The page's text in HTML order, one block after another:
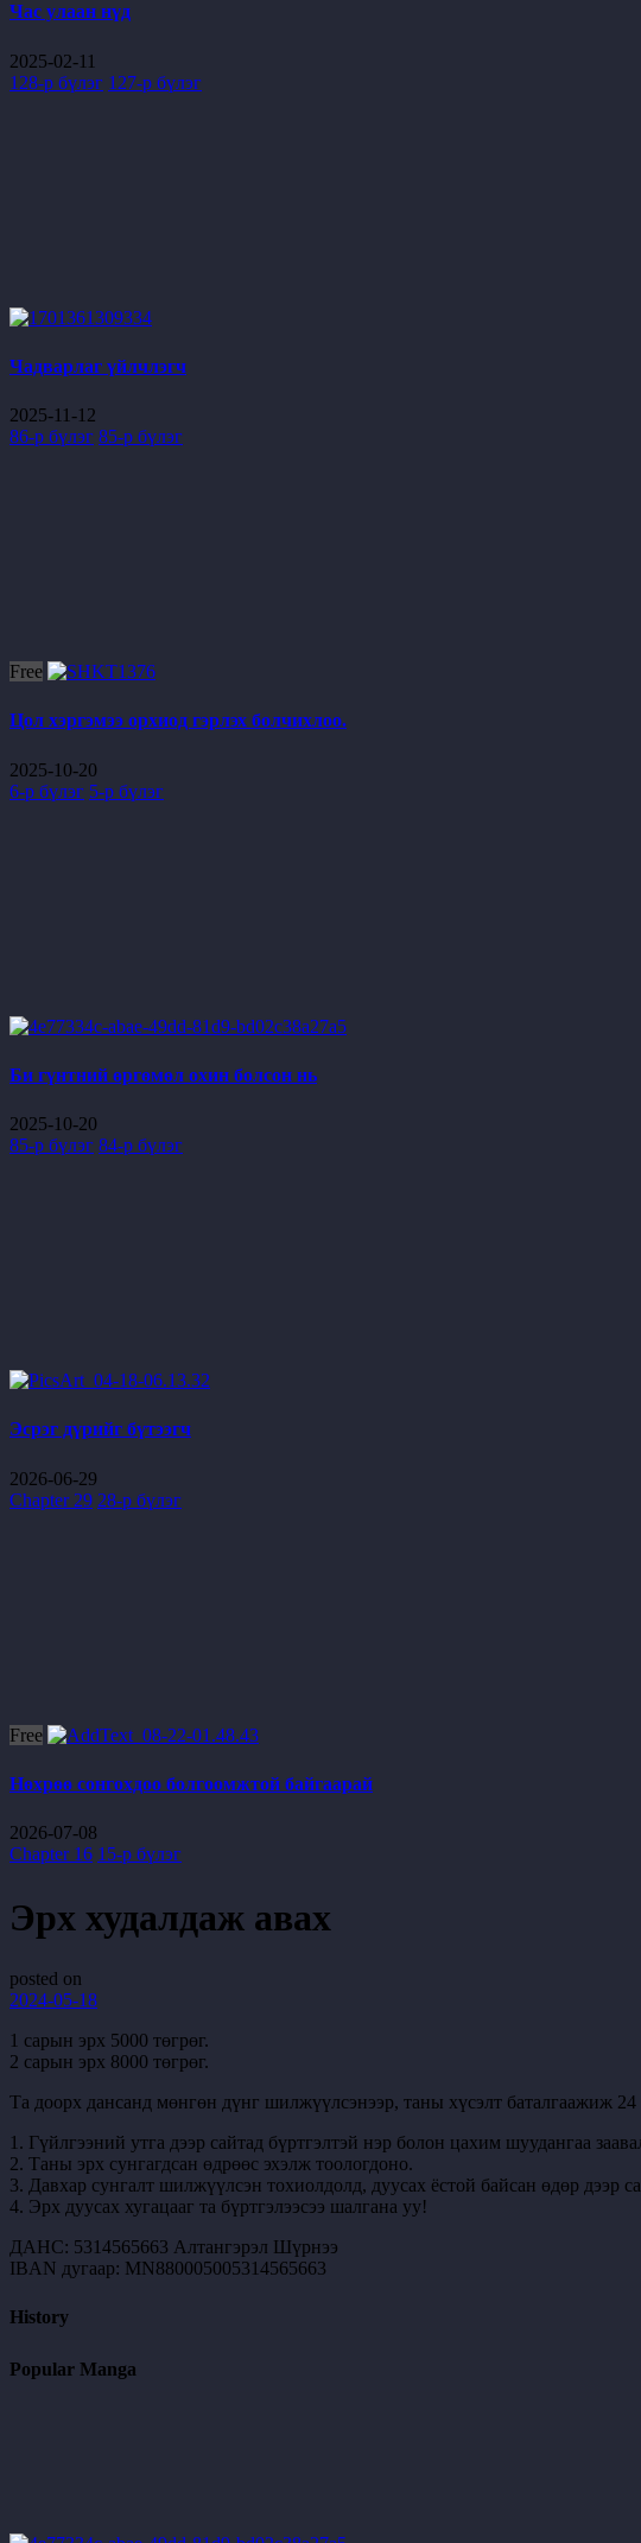
Час улаан нүд
2025-02-11
128-р бүлэг 127-р бүлэг
Чадварлаг үйлчлэгч
2025-11-12
86-р бүлэг 85-р бүлэг
Free
Цол хэргэмээ орхиод гэрлэх болчихлоо.
2025-10-20
6-р бүлэг 5-р бүлэг
Би гүнтний өргөмөл охин болсон нь
2025-10-20
85-р бүлэг 84-р бүлэг
Эсрэг дүрийг бүтээгч
2026-06-29
Chapter 29 28-р бүлэг
Free
Нөхрөө сонгохдоо болгоомжтой байгаарай
2026-07-08
Chapter 16 15-р бүлэг
Эрх худалдаж авах
posted on
2024-05-18
1 сарын эрх 5000 төгрөг.
2 сарын эрх 8000 төгрөг.
Та доорх дансанд мөнгөн дүнг шилжүүлсэнээр, таны хүсэлт баталгаажиж
1. Гүйлгээний утга дээр сайтад бүртгэлтэй нэр болон цахим шуудангаа
2. Таны эрх сунгагдсан өдрөөс эхэлж тоологдоно.
3. Давхар сунгалт шилжүүлсэн тохиолдолд, дуусах ёстой байсан өдөр дээр
4. Эрх дуусах хугацааг та бүртгэлээсээ шалгана уу!
ДАНС: 5314565663 Алтангэрэл Шүрнээ
IBAN дугаар: MN880005005314565663
History
Popular Manga